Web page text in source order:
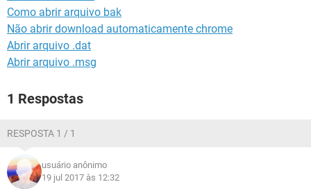
Como abrir arquivo bak
Não abrir download automaticamente chrome
Abrir arquivo .dat
Abrir arquivo .msg
1 Respostas
RESPOSTA 1 / 1
usuário anônimo
19 jul 2017 às 12:32